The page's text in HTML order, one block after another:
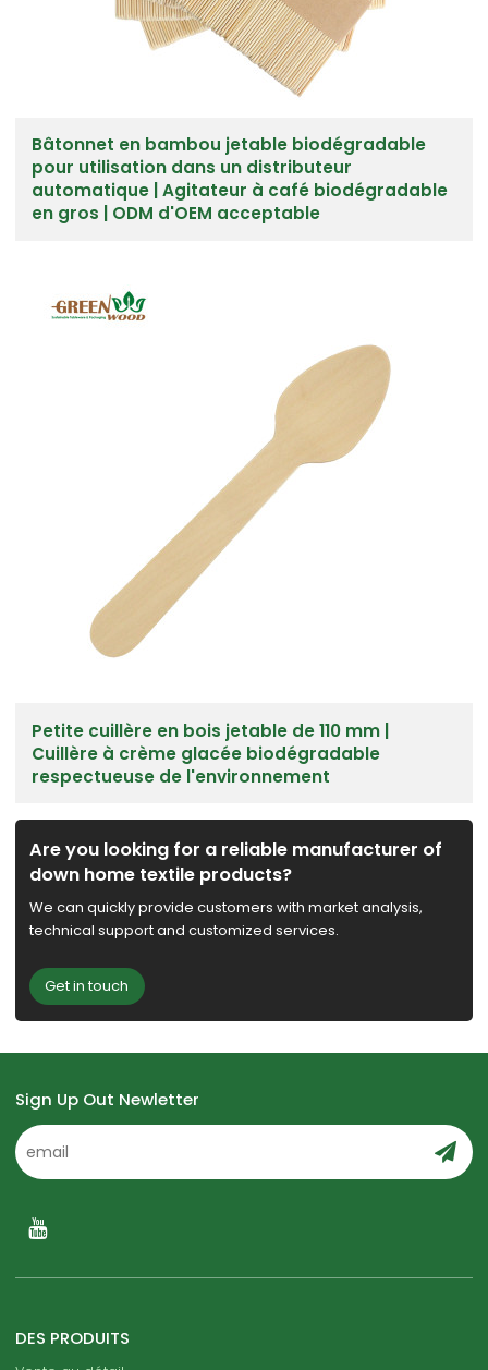
Bâtonnet en bambou jetable biodégradable
pour utilisation dans un distributeur
automatique | Agitateur à café biodégradable
en gros | ODM d'OEM acceptable
Petite cuillère en bois jetable de 110 mm |
Cuillère à crème glacée biodégradable
respectueuse de l'environnement
Are you looking for a reliable manufacturer of
down home textile products?
We can quickly provide customers with market analysis,
technical support and customized services.
Get in touch
Sign Up Out Newletter
DES PRODUITS